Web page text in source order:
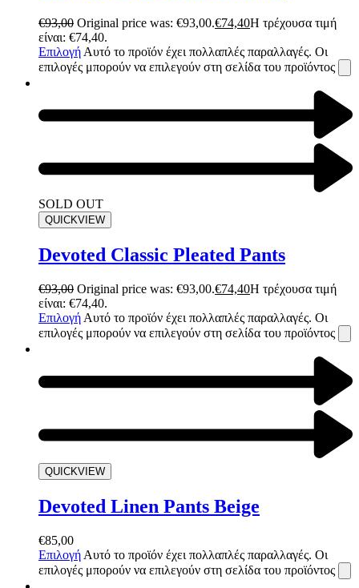
€93,00 Original price was: €93,00.€74,40Η τρέχουσα τιμή
είναι: €74,40.
Επιλογή Αυτό το προϊόν έχει πολλαπλές παραλλαγές. Οι
επιλογές μπορούν να επιλεγούν στη σελίδα του προϊόντος
SOLD OUT
QUICKVIEW
Devoted Classic Pleated Pants
€93,00 Original price was: €93,00.€74,40Η τρέχουσα τιμή
είναι: €74,40.
Επιλογή Αυτό το προϊόν έχει πολλαπλές παραλλαγές. Οι
επιλογές μπορούν να επιλεγούν στη σελίδα του προϊόντος
QUICKVIEW
Devoted Linen Pants Beige
€85,00
Επιλογή Αυτό το προϊόν έχει πολλαπλές παραλλαγές. Οι
επιλογές μπορούν να επιλεγούν στη σελίδα του προϊόντος